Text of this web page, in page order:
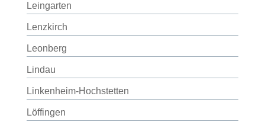
Leingarten
Lenzkirch
Leonberg
Lindau
Linkenheim-Hochstetten
Löffingen